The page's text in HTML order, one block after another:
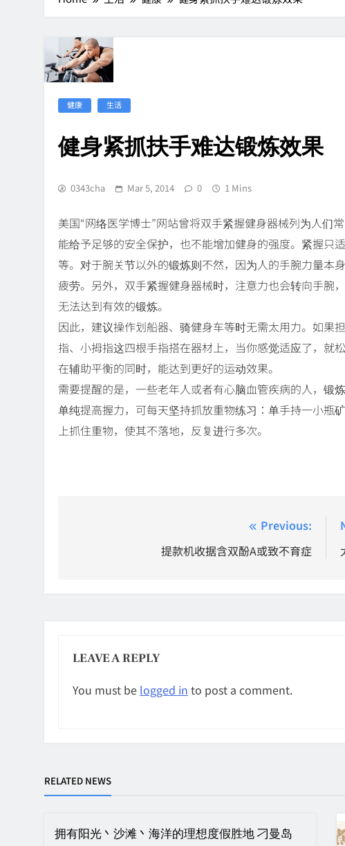
健康 生活
健身紧抓扶手难达锻炼效果
0343cha Mar 5, 2014 0 1 Mins
美国“网络医学博士”网站曾将双手紧握健身器械列为人们
能给予足够的安全保护，也不能增加健身的强度。紧握只
等。对于腕关节以外的锻炼则不然，因为人的手腕力量本
疲劳。另外，双手紧握健身器械时，注意力也会转向手腕
无法达到有效的锻炼。
因此，建议操作划船器、骑健身车等时无需太用力。如果
指、小拇指这四根手指搭在器材上，当你感觉适应了，就
在辅助平衡的同时，能达到更好的运动效果。
需要提醒的是，一些老年人或者有心脑血管疾病的人，锻
单纯提高握力，可每天坚持抓放重物练习：单手持一小瓶
上抓住重物，使其不落地，反复进行多次。
Previous:
提款机收据含双酚A或致不育症
LEAVE A REPLY
You must be logged in to post a comment.
RELATED NEWS
拥有阳光丶沙滩丶海洋的理想度假胜地 刁曼岛